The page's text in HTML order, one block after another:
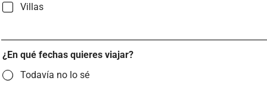
Villas
¿En qué fechas quieres viajar?
Todavía no lo sé